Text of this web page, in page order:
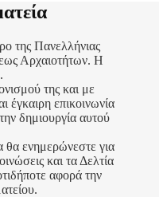
της Πανελλήνιας
Αρχαιοτήτων. Η
της και με
έγκαιρη επικοινωνία
δημιουργία αυτού
θα ενημερώνεστε για
και τα Δελτία
αφορά την